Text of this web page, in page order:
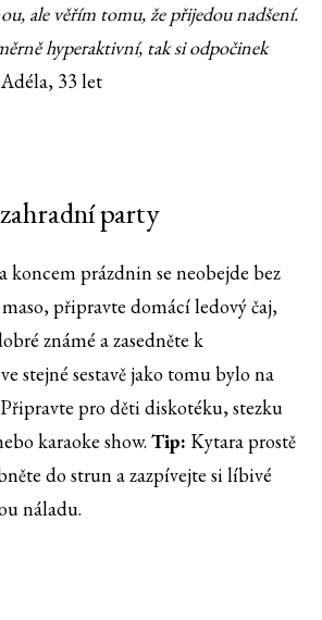
ale věřím tomu, že přijedou nadšení.
hyperaktivní, tak si odpočinek
33 let
party
koncem prázdnin se neobejde bez
připravte domácí ledový čaj,
známé a zasedněte k
stejné sestavě jako tomu bylo na
pro děti diskotéku, stezku
karaoke show. Tip: Kytara prostě
do strun a zazpívejte si líbivé
náladu.